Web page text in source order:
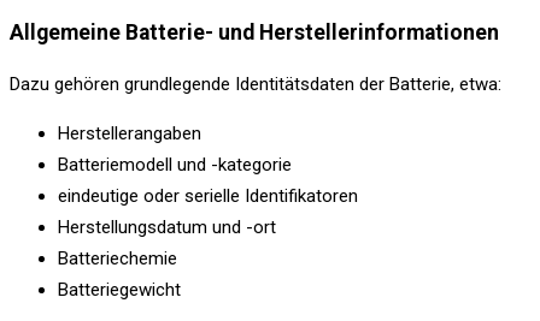
Allgemeine Batterie- und Herstellerinformationen
Dazu gehören grundlegende Identitätsdaten der Batterie, etwa:
Herstellerangaben
Batteriemodell und -kategorie
eindeutige oder serielle Identifikatoren
Herstellungsdatum und -ort
Batteriechemie
Batteriegewicht